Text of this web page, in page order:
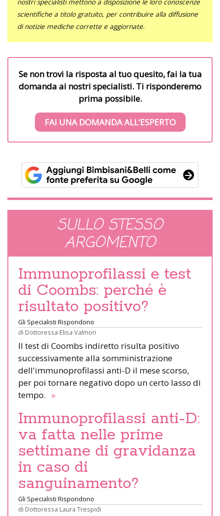
scientifiche a titolo gratuito, per contribuire alla diffusione
di notizie mediche corrette e aggiornate.
Se non trovi la risposta al tuo quesito, fai la tua
domanda ai nostri specialisti. Ti risponderemo
prima possibile.
FAI UNA DOMANDA ALL’ESPERTO
SULLO STESSO
ARGOMENTO
Immunoprofilassi e test
di Coombs: perché è
risultato positivo?
Gli Specialisti Rispondono
di Dottoressa Elisa Valmori
Il test di Coombs indiretto risulta positivo
successivamente alla somministrazione
dell'immunoprofilassi anti-D il mese scorso,
per poi tornare negativo dopo un certo lasso di
tempo. »
Immunoprofilassi anti-D:
va fatta nelle prime
settimane di gravidanza
in caso di
sanguinamento?
Gli Specialisti Rispondono
di Dottoressa Laura Trespidi